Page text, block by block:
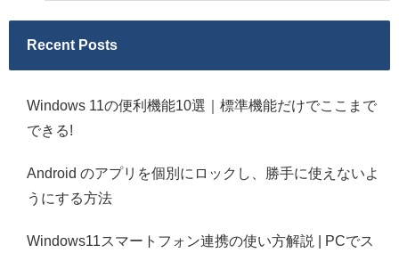
Recent Posts
Windows 11の便利機能10選｜標準機能だけでここまで
できる!
Android のアプリを個別にロックし、勝手に使えないよ
うにする方法
Windows11スマートフォン連携の使い方解説 | PCでス